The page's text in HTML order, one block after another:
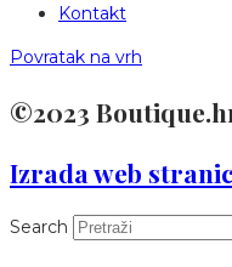
Kontakt
Povratak na vrh
©2023
Izrada web
Search